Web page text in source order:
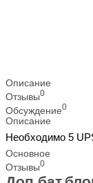
Описание
Отзывы0
Обсуждение0
Описание
Необходимо 5
Основное
Отзывы0